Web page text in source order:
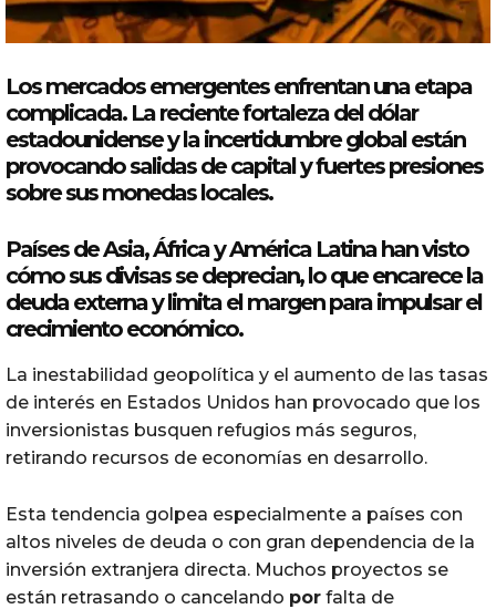
Losmercados emergentesenfrentan una etapa
complicada. La recientefortaleza del dólar
estadounidense y la incertidumbre global están
provocando salidas de capital y fuertes presiones
sobre sus monedas locales.
Países de Asia, África y América Latina han visto
cómo sus divisas se deprecian, lo que encarece la
deuda externa y limita el margen para impulsar el
crecimiento económico.
La inestabilidad geopolítica y el aumento de las tasas
de interés en Estados Unidos han provocado que los
inversionistas busquen refugios más seguros,
retirando recursos de economías en desarrollo.
Esta tendencia golpea especialmente a países con
altos niveles de deuda o con gran dependencia de la
inversión extranjera directa. Muchos proyectos se
están retrasando o cancelando por falta de